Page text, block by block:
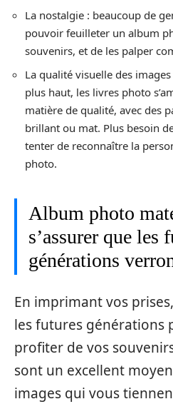
La nostalgie : beaucoup de
pouvoir feuilleter un album
souvenirs, et de les palper
La qualité visuelle des
plus haut, les livres photo
matière de qualité, avec des
brillant ou mat. Plus besoin
tenter de reconnaître la
photo.
Album photo
s’assurer que les
générations
En imprimant vos
les futures générations
profiter de vos
sont un excellent
images qui vous